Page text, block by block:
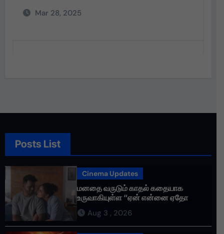
Mar 28, 2025
Posts List
Cinema Updates
மனதை வருடும் காதல் கதையாக
உருவாகியுள்ள “ஏன் என்னை ஏதோ
செய்தாய்” – டீசர் வெளியானது !
Aug 3 , 2026